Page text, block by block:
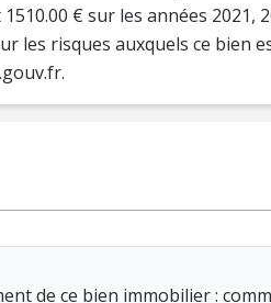
€ sur les années 2021,
les risques auxquels ce bien
de ce bien immobilier :